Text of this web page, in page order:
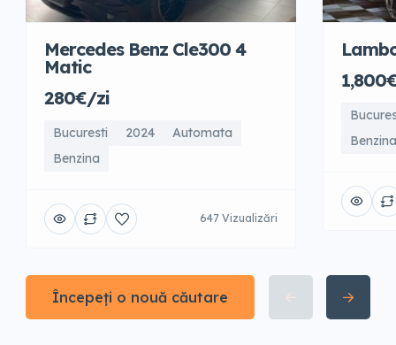
Mercedes Benz Cle300 4
Matic
280€/zi
Bucuresti 2024
Automata
Benzina
647 Vizualizări
Benzina
Începeți o nouă căutare